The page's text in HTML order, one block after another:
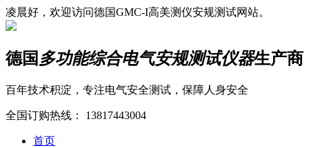
凌晨好，欢迎访问德国GMC-I高美测仪安规测试网站。
德国 多功能综合电气安规测试仪器生产商
百年技术积淀，专注电气安全测试，保障人身安全
全国订购热线： 13817443004
首页